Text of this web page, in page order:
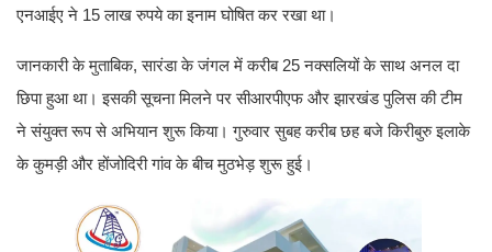
एनआईए ने 15 लाख रुपये का इनाम घोषित कर रखा था।
जानकारी के मुताबिक, सारंडा के जंगल में करीब 25 नक्सलियों के साथ अनल दा
छिपा हुआ था। इसकी सूचना मिलने पर सीआरपीएफ और झारखंड पुलिस की टीम
ने संयुक्त रूप से अभियान शुरू किया। गुरुवार सुबह करीब छह बजे किरीबुरु इलाके
के कुमड़ी और होंजोदिरी गांव के बीच मुठभेड़ शुरू हुई।